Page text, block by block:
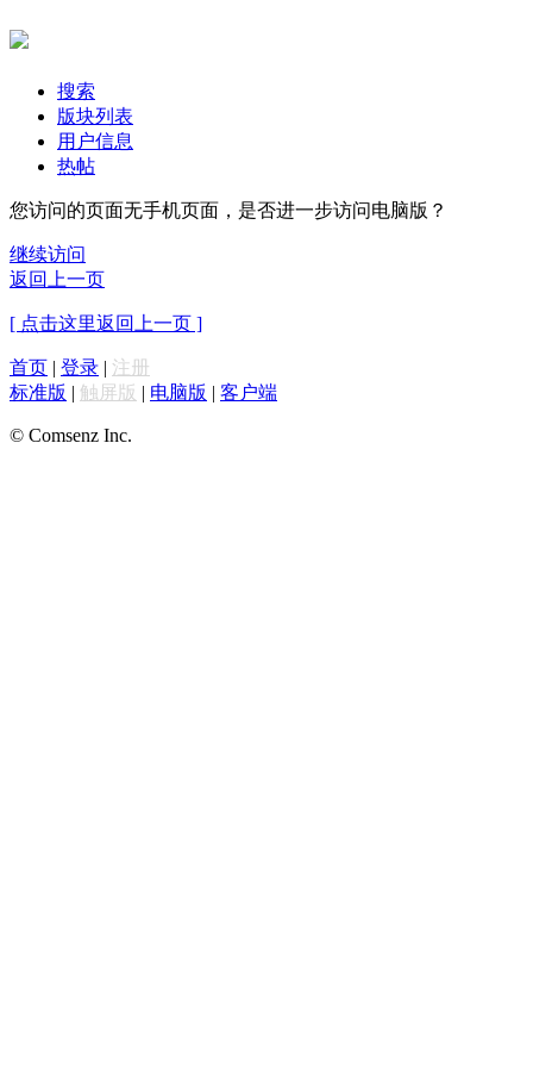
搜索
版块列表
用户信息
热帖
您访问的页面无手机页面，是否进一步访问电脑版？
继续访问
返回上一页
[ 点击这里返回上一页 ]
首页 | 登录 | 注册
标准版 | 触屏版 | 电脑版 | 客户端
© Comsenz Inc.